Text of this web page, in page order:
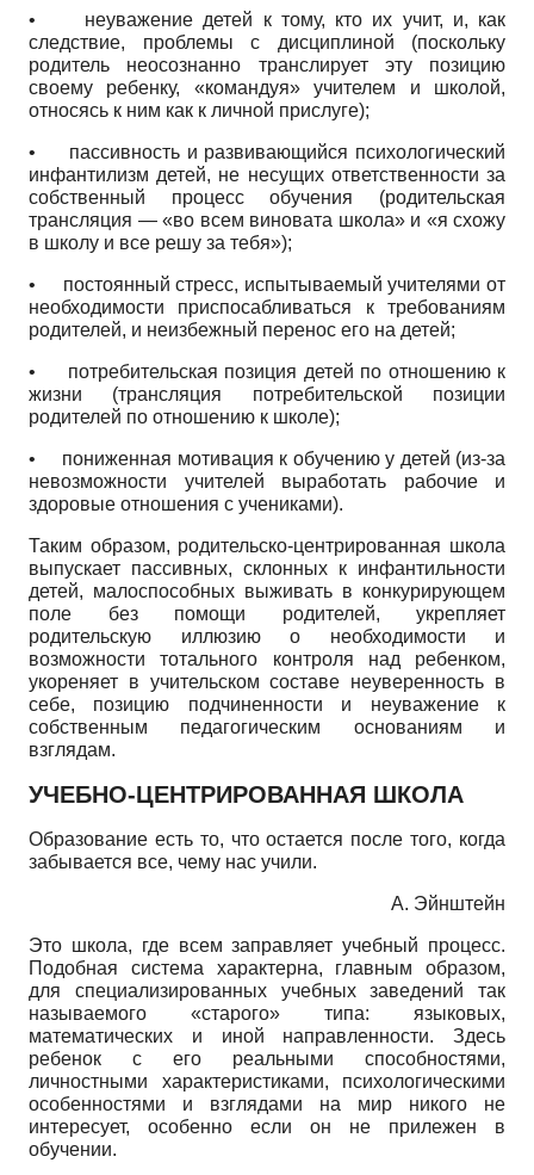
• неуважение детей к тому, кто их учит, и, как
следствие, проблемы с дисциплиной (поскольку
родитель неосознанно транслирует эту позицию
своему ребенку, «командуя» учителем и школой,
относясь к ним как к личной прислуге);
• пассивность и развивающийся психологический
инфантилизм детей, не несущих ответственности за
собственный процесс обучения (родительская
трансляция — «во всем виновата школа» и «я схожу
в школу и все решу за тебя»);
• постоянный стресс, испытываемый учителями от
необходимости приспосабливаться к требованиям
родителей, и неизбежный перенос его на детей;
• потребительская позиция детей по отношению к
жизни (трансляция потребительской позиции
родителей по отношению к школе);
• пониженная мотивация к обучению у детей (из-за
невозможности учителей выработать рабочие и
здоровые отношения с учениками).
Таким образом, родительско-центрированная школа
выпускает пассивных, склонных к инфантильности
детей, малоспособных выживать в конкурирующем
поле без помощи родителей, укрепляет
родительскую иллюзию о необходимости и
возможности тотального контроля над ребенком,
укореняет в учительском составе неуверенность в
себе, позицию подчиненности и неуважение к
собственным педагогическим основаниям и
взглядам.
УЧЕБНО-ЦЕНТРИРОВАННАЯ ШКОЛА
Образование есть то, что остается после того, когда
забывается все, чему нас учили.
А. Эйнштейн
Это школа, где всем заправляет учебный процесс.
Подобная система характерна, главным образом,
для специализированных учебных заведений так
называемого «старого» типа: языковых,
математических и иной направленности. Здесь
ребенок с его реальными способностями,
личностными характеристиками, психологическими
особенностями и взглядами на мир никого не
интересует, особенно если он не прилежен в
обучении.